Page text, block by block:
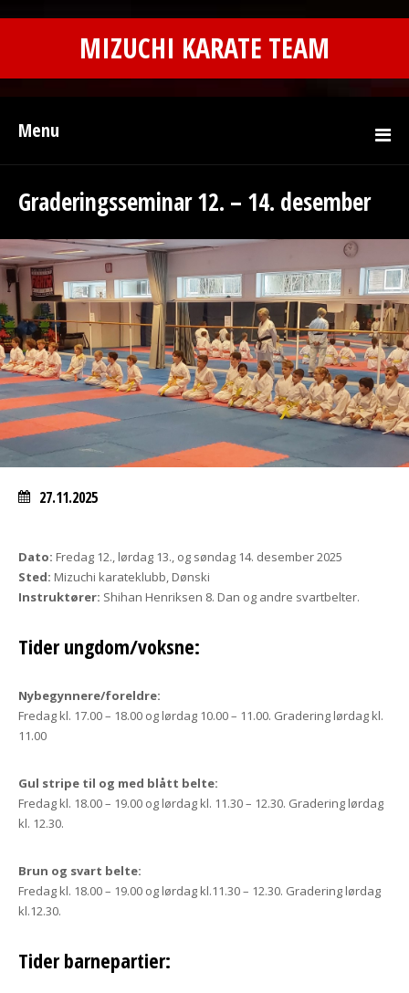
MIZUCHI KARATE TEAM
Menu
Graderingsseminar 12. – 14. desember
27.11.2025
Dato: Fredag 12., lørdag 13., og søndag 14. desember 2025
Sted: Mizuchi karateklubb, Dønski
Instruktører: Shihan Henriksen 8. Dan og andre svartbelter.
Tider ungdom/voksne:
Nybegynnere/foreldre:
Fredag kl. 17.00 – 18.00 og lørdag 10.00 – 11.00. Gradering lørdag kl.
11.00
Gul stripe til og med blått belte:
Fredag kl. 18.00 – 19.00 og lørdag kl. 11.30 – 12.30. Gradering lørdag
kl. 12.30.
Brun og svart belte:
Fredag kl. 18.00 – 19.00 og lørdag kl.11.30 – 12.30. Gradering lørdag
kl.12.30.
Tider barnepartier: